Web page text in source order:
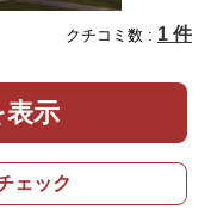
クチコミ数 : 1 件
表示
ェック